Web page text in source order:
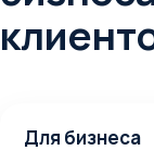
Для бизнеса